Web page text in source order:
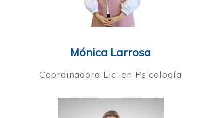
Mónica Larrosa
Coordinadora Lic. en Psicología